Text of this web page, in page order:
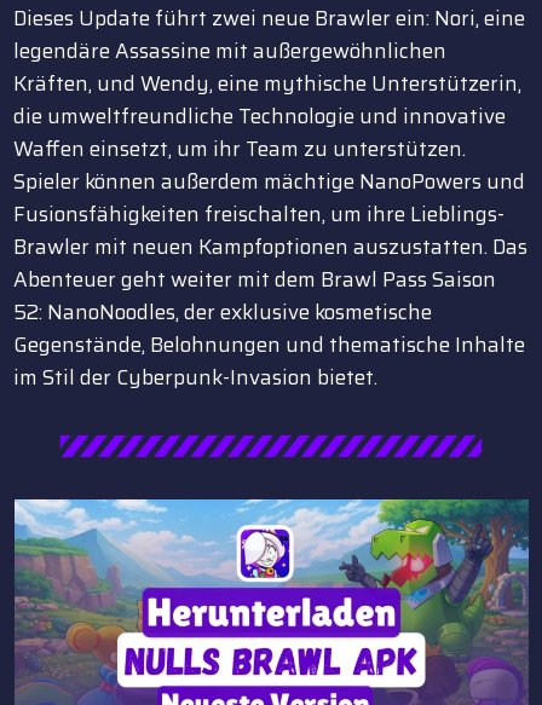
Dieses Update führt zwei neue Brawler ein: Nori, eine
legendäre Assassine mit außergewöhnlichen
Kräften, und Wendy, eine mythische Unterstützerin,
die umweltfreundliche Technologie und innovative
Waffen einsetzt, um ihr Team zu unterstützen.
Spieler können außerdem mächtige NanoPowers und
Fusionsfähigkeiten freischalten, um ihre Lieblings-
Brawler mit neuen Kampfoptionen auszustatten. Das
Abenteuer geht weiter mit dem Brawl Pass Saison
52: NanoNoodles, der exklusive kosmetische
Gegenstände, Belohnungen und thematische Inhalte
im Stil der Cyberpunk-Invasion bietet.